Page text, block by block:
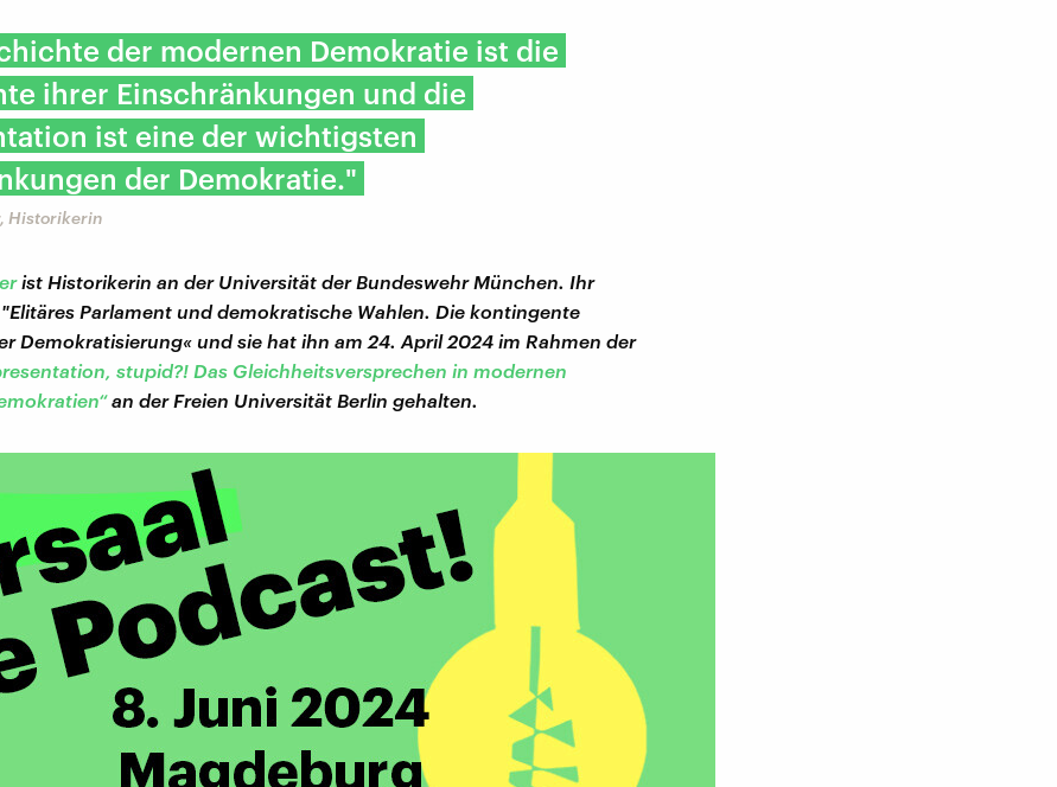
der modernen Demokratie ist die
ihrer Einschränkungen und die
ist eine der wichtigsten
der Demokratie."
Historikerin
ist Historikerin an der Universität der Bundeswehr München. Ihr
Parlament und demokratische Wahlen. Die kontingente
Demokratisierung« und sie hat ihn am 24. April 2024 im Rahmen der
stupid?! Das Gleichheitsversprechen in modernen
an der Freien Universität Berlin gehalten.